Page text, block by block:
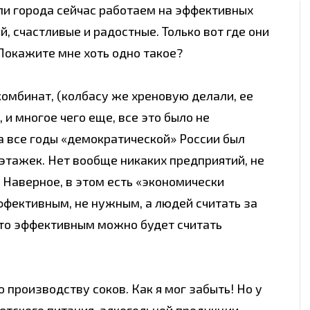
города сейчас работаем на эффективных
счастливые и радостные. Только вот где они
мне хоть одно такое?
(колбасу же хреновую делали, ее
многое чего еще, все это было не
годы «демократической» России был
Нет вообще никаких предприятий, не
в этом есть «экономически
не нужным, а людей считать за
эффективным можно будет считать
соков. Как я мог забыть! Но у